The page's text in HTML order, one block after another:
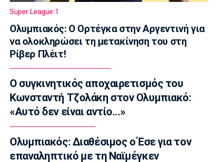
Όταν ο Στραβίνσκι διασκέδαζε με τη
μουσική του Τσάρλι Πάρκερ
11:05
NBA
Ο Γουόκερ επέστρεψε στο ΝΒΑ
EuroLeague
Χάποελ Τελ Αβίβ: Ανακοίνωσε τον
Μπουρντιλόν
EuroLeague
Χεζόνια: Το «αντίο» στη Ρεάλ Μαδρίτης
Super League 1
Ολυμπιακός: Ο Ορτέγκα στην Αργεντινή για
να ολοκληρώσει τη μετακίνηση του στη
Ρίβερ Πλέιτ!
Ο συγκινητικός αποχαιρετισμός του
Κωνσταντή Τζολάκη στον Ολυμπιακό:
«Αυτό δεν είναι αντίο...»
Ολυμπιακός: Διαθέσιμος ο Έσε για τον
επαναληπτικό με τη Ναϊμέγκεν